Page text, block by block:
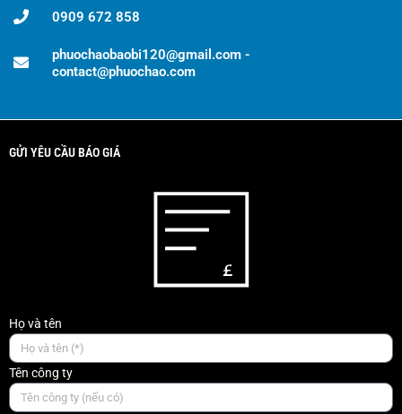
0909 672 858
phuochaobaobi120@gmail.com -
contact@phuochao.com
GỬI YÊU CẦU BÁO GIÁ
Họ và tên
Tên công ty